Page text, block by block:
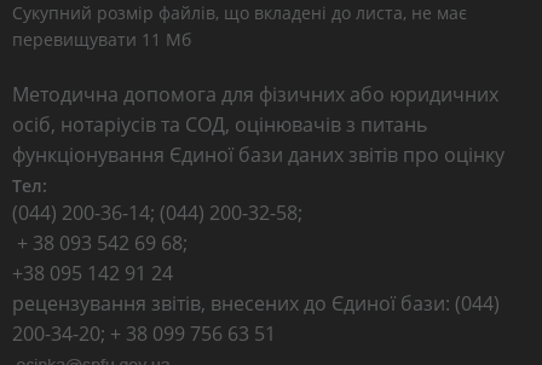
Сукупний розмір файлів, що вкладені до листа, не має
перевищувати 11 Мб
Методична допомога для фізичних або юридичних
осіб, нотаріусів та СОД, оцінювачів з питань
функціонування Єдиної бази даних звітів про оцінку
Тел:
(044) 200-36-14; (044) 200-32-58;
+ 38 093 542 69 68;
+38 095 142 91 24
рецензування звітів, внесених до Єдиної бази: (044)
200-34-20; + 38 099 756 63 51